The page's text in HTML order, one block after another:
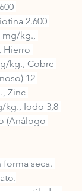
2.600
mg/kg.,
Hierro
kg., Cobre
12
Zinc
kg., Iodo 3,8
(Análogo
seca.